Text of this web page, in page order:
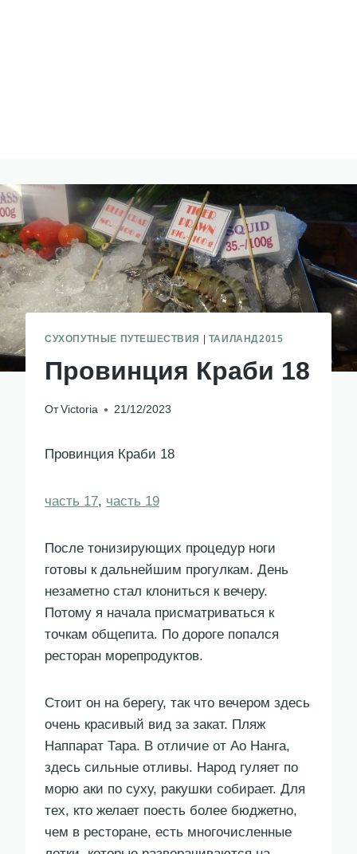
СУХОПУТНЫЕ ПУТЕШЕСТВИЯ ТАИЛАНД2015
Провинция Краби 18
От Victoria 21/12/2023
Провинция Краби 18
часть 17, часть 19
После тонизирующих процедур ноги
готовы к дальнейшим прогулкам. День
незаметно стал клониться к вечеру.
Потому я начала присматриваться к
точкам общепита. По дороге попался
ресторан морепродуктов.
Стоит он на берегу, так что вечером здесь
очень красивый вид за закат. Пляж
Наппарат Тара. В отличие от Ао Нанга,
здесь сильные отливы. Народ гуляет по
морю аки по суху, ракушки собирает. Для
тех, кто желает поесть более бюджетно,
чем в ресторане, есть многочисленные